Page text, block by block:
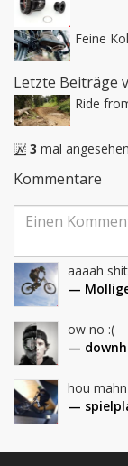
Feine
Letzte Beiträge
Ride
3 mal
Kommentare
aaaah
—
ow no :(
—
hou
—